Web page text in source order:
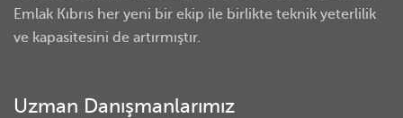
Emlak Kıbrıs her yeni bir ekip ile birlikte teknik yeterlilik
ve kapasitesini de artırmıştır.
Uzman Danışmanlarımız